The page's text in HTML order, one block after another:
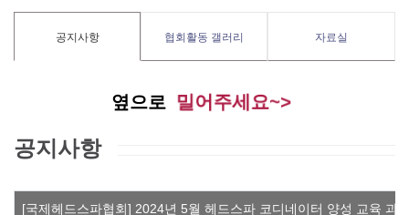
공지사항 협회활동 갤러리 자료실
옆으로 밀어주세요~>
공지사항
[국제헤드스파협회] 2024년 5월 헤드스파 코디네이터 양성 교육 과